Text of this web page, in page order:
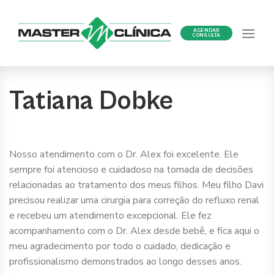
AGENDAR
CONSULTA
Tatiana Dobke
Nosso atendimento com o Dr. Alex foi excelente. Ele
sempre foi atencioso e cuidadoso na tomada de decisões
relacionadas ao tratamento dos meus filhos. Meu filho Davi
precisou realizar uma cirurgia para correção do refluxo renal
e recebeu um atendimento excepcional. Ele fez
acompanhamento com o Dr. Alex desde bebê, e fica aqui o
meu agradecimento por todo o cuidado, dedicação e
profissionalismo demonstrados ao longo desses anos.